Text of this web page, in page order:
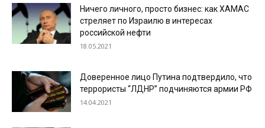
Ничего личного, просто бизнес: как ХАМАС
стреляет по Израилю в интересах
российской нефти
18.05.2021
Доверенное лицо Путина подтвердило, что
террористы “ЛДНР” подчиняются армии РФ
14.04.2021